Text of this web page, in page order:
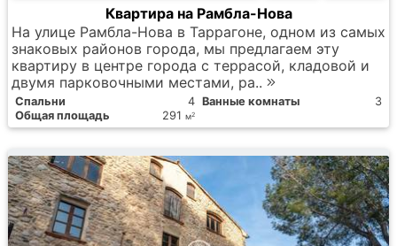
Квартира на Рамбла-Нова
На улице Рамбла-Нова в Таррагоне, одном из самых
знаковых районов города, мы предлагаем эту
квартиру в центре города с террасой, кладовой и
двумя парковочными местами, ра..
Спальни 4 Ванные комнаты
3
Общая площадь
291 м2